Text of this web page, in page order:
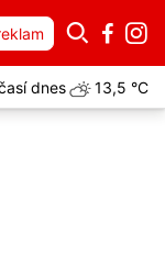
dnes 13,5 °C